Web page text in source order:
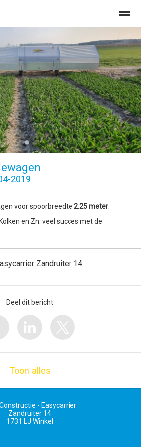
Nieuws Pagina's
● ●
2019
voor spoorbreedte 2.25 meter
en Zn. veel succes met de
Zandruiter 14
Deel dit bericht
Toon alles
- Easycarrier
Zandruiter 14
1731 LJ Winkel